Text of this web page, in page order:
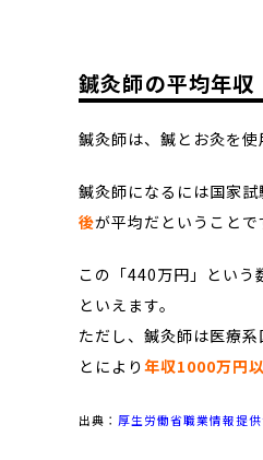
鍼灸師の平均年収
鍼灸師は、鍼とお灸を
鍼灸師になるには国家
後が平均だということで
この「440万円」という
といえます。
ただし、鍼灸師は医療
とにより 年収1000万円
出典： 厚生労働省職業情報提